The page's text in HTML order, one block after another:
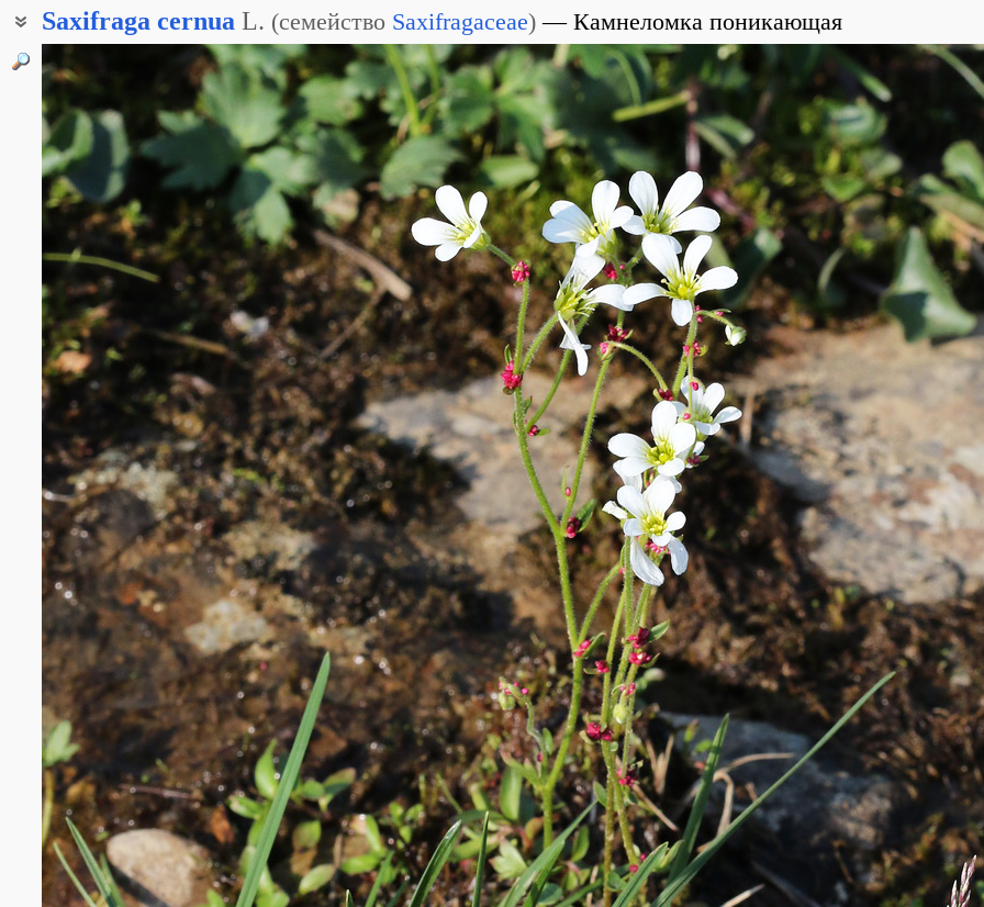
Saxifraga cernua L. (семейство Saxifragaceae) Камнеломка поникающая
Камнеломка наклонённая
Камнеломка поникшая